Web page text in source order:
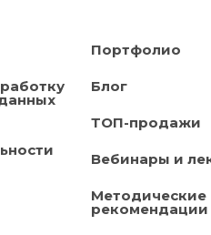
Портфолио
Блог
ТОП-продажи
Вебинары и
Методические
рекомендации